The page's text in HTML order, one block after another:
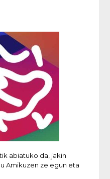
abiatuko da, jakin
Amikuzen ze egun eta